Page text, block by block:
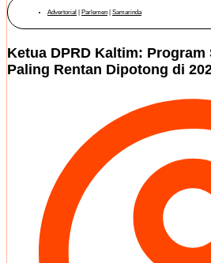
Advertorial Parlemen Samarinda
Ketua DPRD Kaltim: Program
Paling Rentan Dipotong di